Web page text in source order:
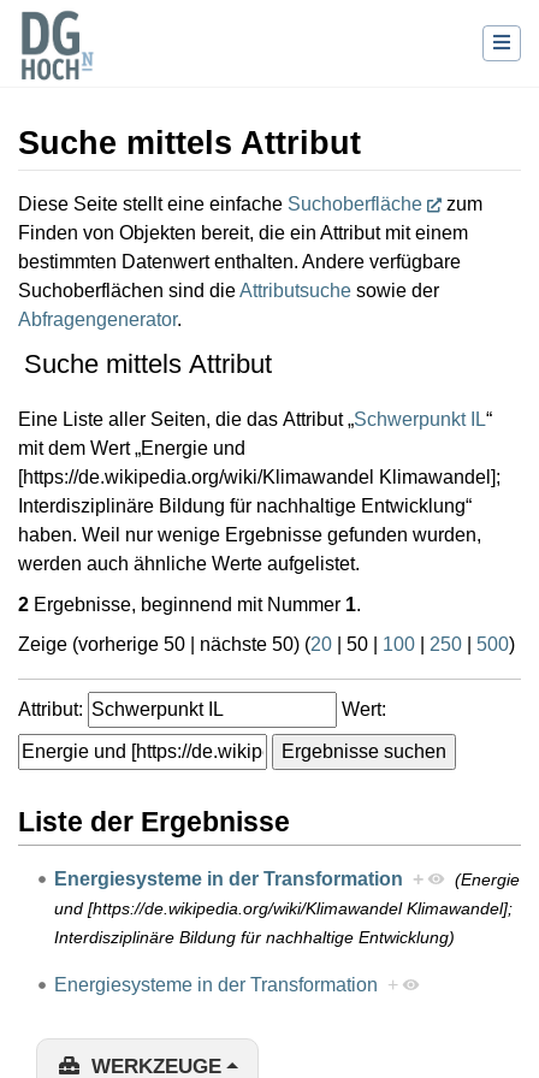
Suche mittels Attribut
Wechseln zu:Navigation,Suche
Diese Seite stellt eine einfache Suchoberfläche
zum
Finden von Objekten bereit, die ein Attribut mit einem
bestimmten Datenwert enthalten. Andere verfügbare
Suchoberflächen sind dieAttributsuche sowie der
Abfragengenerator.
Suche mittels Attribut
Eine Liste aller Seiten, die das Attribut „Schwerpunkt IL“
mit dem Wert „Energie und
[https://de.wikipedia.org/wiki/Klimawandel Klimawandel];
Interdisziplinäre Bildung für nachhaltige Entwicklung“
haben. Weil nur wenige Ergebnisse gefunden wurden,
werden auch ähnliche Werte aufgelistet.
2 Ergebnisse, beginnend mit Nummer 1.
Zeige (vorherige 50 nächste 50) (20 50 100 250 500)
Attribut: Wert:
Liste der Ergebnisse
Energiesysteme in der Transformation +
(Energie
und [https://de.wikipedia.org/wiki/Klimawandel Klimawandel];
Interdisziplinäre Bildung für nachhaltige Entwicklung)
Energiesysteme in der Transformation +
WERKZEUGE